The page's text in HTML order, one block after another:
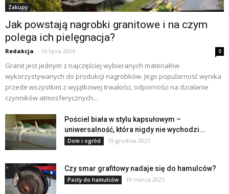
Zakupy
Jak powstają nagrobki granitowe i na czym
polega ich pielęgnacja?
Redakcja - 16 lipca 2026 0
Granit jest jednym z najczęściej wybieranych materiałów
wykorzystywanych do produkcji nagrobków. Jego popularność wynika
przede wszystkim z wyjątkowej trwałości, odporności na działanie
czynników atmosferycznych...
Pościel biała w stylu kapsułowym –
uniwersalność, która nigdy nie wychodzi...
Dom i ogród 19 grudnia 2025
Czy smar grafitowy nadaje się do hamulców?
Pasty do hamulców 19 marca 2025